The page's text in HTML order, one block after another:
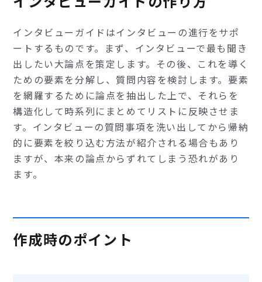
インタビューガイドはインタビューの進行をサポ
ートするものです。まず、インタビューで最も聞き
出したい大論点を策定します。その後、これを導く
ための要素を分解し、質問内容を検討します。要素
を網羅するために論点を抽出した上で、それらを
構造化して時系列にまとめてリストに反映させま
す。インタビューの質問事項を洗い出してから帰納
的に要素を絞り込む方法が紹介される場合もあり
ますが、本来の論点からずれてしまう恐れがあり
ます。
作成時のポイント